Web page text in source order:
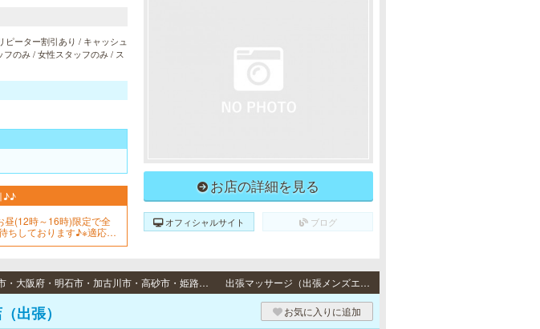
ーター割引あり / キャッシュ
のみ / 女性スタッフのみ / ス
♪♪
昼(12時～16時)限定で全
ちしております♪※適応は
お店の詳細を見る
オフィシャルサイト ブログ
出張（神戸） / 神戸市・芦屋市・西宮市、尼崎市・大阪府・明石市・加古川市・高砂市・姫路市・三田市・三木市・伊丹市・その他のご自宅・ビジネスホテル 出張マッサージ（出張メンズエステ）
出張） お気に入りに追加